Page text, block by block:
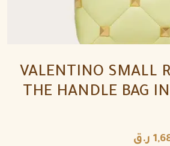
VALENTINO SMALL
THE HANDLE BAG
ر.ق